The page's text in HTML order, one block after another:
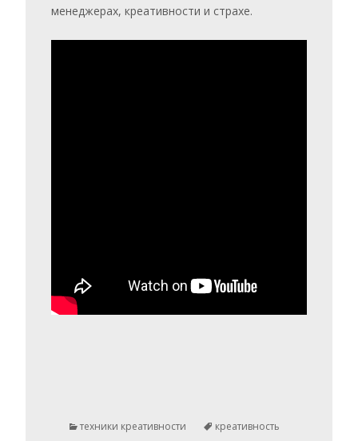
менеджерах, креативности и страхе.
техники креативности креативность